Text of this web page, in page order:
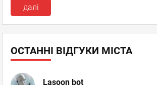
далі
ОСТАННІ ВІДГУКИ МІСТА
Lasoon bot